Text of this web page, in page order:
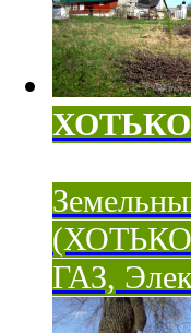
ГАЗ,